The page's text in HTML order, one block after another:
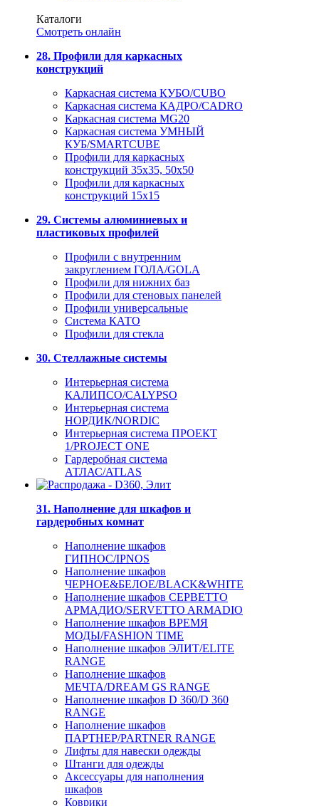
Каталоги
Смотреть онлайн
28. Профили для каркасных
конструкций
Каркасная система КУБО/CUBO
Каркасная система КАДРО/CADRO
Каркасная система MG20
Каркасная система УМНЫЙ
КУБ/SMARTCUBE
Профили для каркасных
конструкций 35x35, 50x50
Профили для каркасных
конструкций 15х15
29. Системы алюминиевых и
пластиковых профилей
Профили с внутренним
закруглением ГОЛА/GOLA
Профили для нижних баз
Профили для стеновых панелей
Профили универсальные
Система КАТО
Профили для стекла
30. Стеллажные системы
Интерьерная система
КАЛИПСО/CALYPSO
Интерьерная система
НОРДИК/NORDIC
Интерьерная система ПРОЕКТ
1/PROJECT ONE
Гардеробная система
АТЛАС/ATLAS
31. Наполнение для шкафов и
гардеробных комнат
Наполнение шкафов
ГИПНОС/IPNOS
Наполнение шкафов
ЧЕРНОЕ&БЕЛОЕ/BLACK&WHITE
Наполнение шкафов СЕРВЕТТО
АРМАДИО/SERVETTO ARMADIO
Наполнение шкафов ВРЕМЯ
МОДЫ/FASHION TIME
Наполнение шкафов ЭЛИТ/ELITE
RANGE
Наполнение шкафов
МЕЧТА/DREAM GS RANGE
Наполнение шкафов D 360/D 360
RANGE
Наполнение шкафов
ПАРТНЕР/PARTNER RANGE
Лифты для навески одежды
Штанги для одежды
Аксессуары для наполнения
шкафов
Коврики